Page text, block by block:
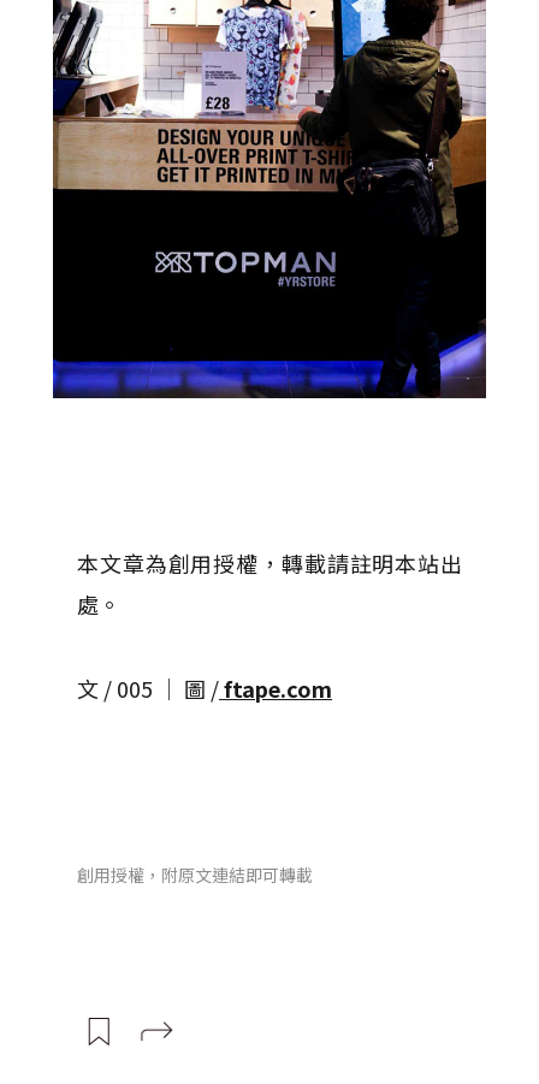
本文章為創用授權，轉載請註明本站出
處。
文 / 005 │ 圖 /ftape.com
創用授權，附原文連結即可轉載